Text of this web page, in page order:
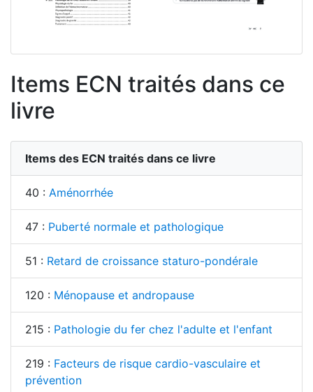
Items ECN traités dans ce
livre
Items des ECN traités dans ce livre
40 : Aménorrhée
47 : Puberté normale et pathologique
51 : Retard de croissance staturo-pondérale
120 : Ménopause et andropause
215 : Pathologie du fer chez l'adulte et l'enfant
219 : Facteurs de risque cardio-vasculaire et
prévention